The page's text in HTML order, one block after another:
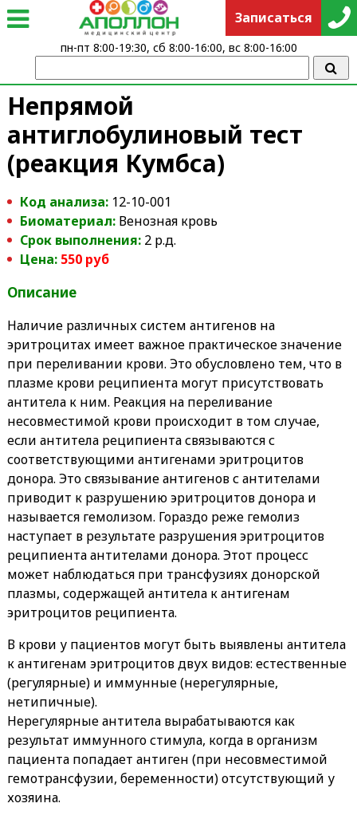
Непрямой
антиглобулиновый тест
(реакция Кумбса)
Код анализа: 12-10-001
Биоматериал:Венозная кровь
Срок выполнения:2 р.д.
Цена: 550 руб
Описание
Наличие различных систем антигенов на
эритроцитах имеет важное практическое значение
при переливании крови. Это обусловлено тем, что в
плазме крови реципиента могут присутствовать
антитела к ним. Реакция на переливание
несовместимой крови происходит в том случае,
если антитела реципиента связываются с
соответствующими антигенами эритроцитов
донора. Это связывание антигенов с антителами
приводит к разрушению эритроцитов донора и
называется гемолизом. Гораздо реже гемолиз
наступает в результате разрушения эритроцитов
реципиента антителами донора. Этот процесс
может наблюдаться при трансфузиях донорской
плазмы, содержащей антитела к антигенам
эритроцитов реципиента.
В крови у пациентов могут быть выявлены антитела
к антигенам эритроцитов двух видов: естественные
(регулярные) и иммунные (нерегулярные,
нетипичные).
Нерегулярные антитела вырабатываются как
результат иммунного стимула, когда в организм
пациента попадает антиген (при несовместимой
гемотрансфузии, беременности) отсутствующий у
хозяина.
Записаться
пн-пт 8:00-19:30, сб 8:00-16:00, вс 8:00-16:00